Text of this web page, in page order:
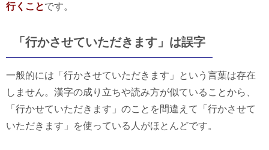
行くことです。
「行かさせていただきます」は誤字
一般的には「行かさせていただきます」という言葉は存在
しません。漢字の成り立ちや読み方が似ていることから、
「行かせていただきます」のことを間違えて「行かさせて
いただきます」を使っている人がほとんどです。